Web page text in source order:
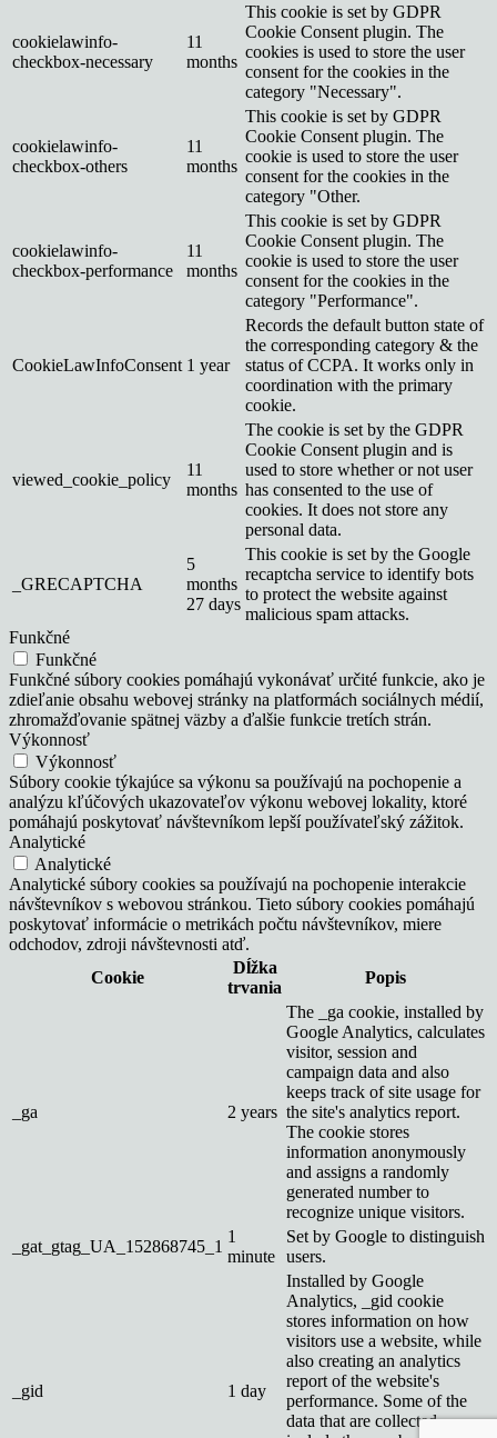
cookielawinfo-
checkbox-necessary
11
months
This cookie is set by GDPR
Cookie Consent plugin. The
cookies is used to store the user
consent for the cookies in the
category "Necessary".
cookielawinfo-
checkbox-others
11
months
This cookie is set by GDPR
Cookie Consent plugin. The
cookie is used to store the user
consent for the cookies in the
category "Other.
cookielawinfo-
checkbox-performance
11
months
This cookie is set by GDPR
Cookie Consent plugin. The
cookie is used to store the user
consent for the cookies in the
category "Performance".
CookieLawInfoConsent 1 year
Records the default button state of
the corresponding category & the
status of CCPA. It works only in
coordination with the primary
cookie.
viewed_cookie_policy
11
months
The cookie is set by the GDPR
Cookie Consent plugin and is
used to store whether or not user
has consented to the use of
cookies. It does not store any
personal data.
_GRECAPTCHA
5
months
27 days
This cookie is set by the Google
recaptcha service to identify bots
to protect the website against
malicious spam attacks.
Funkčné
Funkčné
Funkčné súbory cookies pomáhajú vykonávať určité funkcie, ako je
zdieľanie obsahu webovej stránky na platformách sociálnych médií,
zhromažďovanie spätnej väzby a ďalšie funkcie tretích strán.
Výkonnosť
Výkonnosť
Súbory cookie týkajúce sa výkonu sa používajú na pochopenie a
analýzu kľúčových ukazovateľov výkonu webovej lokality, ktoré
pomáhajú poskytovať návštevníkom lepší používateľský zážitok.
Analytické
Analytické
Analytické súbory cookies sa používajú na pochopenie interakcie
návštevníkov s webovou stránkou. Tieto súbory cookies pomáhajú
poskytovať informácie o metrikách počtu návštevníkov, miere
odchodov, zdroji návštevnosti atď.
Cookie
Dĺžka
trvania
Popis
_ga 2 years
The _ga cookie, installed by
Google Analytics, calculates
visitor, session and
campaign data and also
keeps track of site usage for
the site's analytics report.
The cookie stores
information anonymously
and assigns a randomly
generated number to
recognize unique visitors.
_gat_gtag_UA_152868745_1
1
minute
Set by Google to distinguish
users.
_gid 1 day
Installed by Google
Analytics, _gid cookie
stores information on how
visitors use a website, while
also creating an analytics
report of the website's
performance. Some of the
data that are collected